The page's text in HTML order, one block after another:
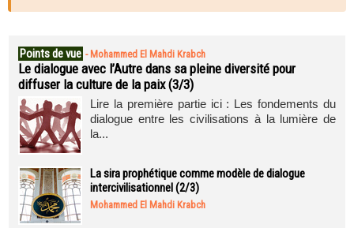
Points de vue - Mohammed El Mahdi Krabch
Le dialogue avec l’Autre dans sa pleine diversité pour
diffuser la culture de la paix (3/3)
Lire la première partie ici : Les fondements du
dialogue entre les civilisations à la lumière de
la...
La sira prophétique comme modèle de dialogue
intercivilisationnel (2/3)
Mohammed El Mahdi Krabch